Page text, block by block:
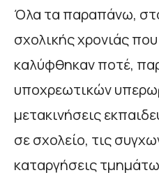
Όλα τα παραπάνω,
σχολικής χρονιάς
καλύφθηκαν ποτέ,
υποχρεωτικών
μετακινήσεις
σε σχολείο, τις
καταργήσεις